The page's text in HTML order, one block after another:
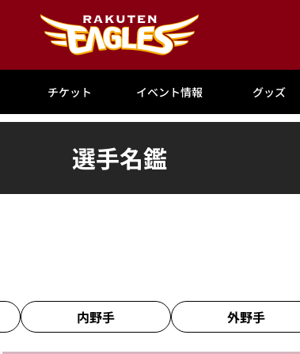
チケット イベント情報 グッズ
選手名鑑
内野手 外野手